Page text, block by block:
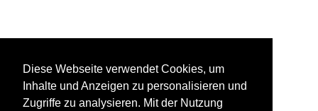
Diese Webseite verwendet Cookies, um
Inhalte und Anzeigen zu personalisieren und
Zugriffe zu analysieren. Mit der Nutzung